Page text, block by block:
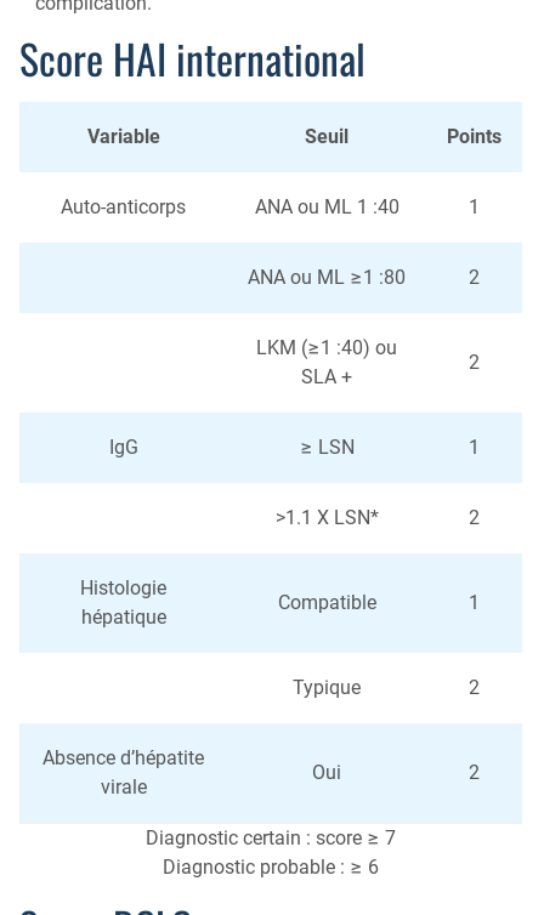
Score HAI international
Variable Seuil Points
Auto-anticorps ANA ou ML 1 :40 1
ANA ou ML ≥1 :80 2
LKM (≥1 :40) ou
SLA +
2
IgG ≥ LSN 1
>1.1 X LSN* 2
Histologie
hépatique
Compatible 1
Typique 2
Absence d’hépatite
virale
Oui 2
Diagnostic certain : score ≥ 7
Diagnostic probable : ≥ 6